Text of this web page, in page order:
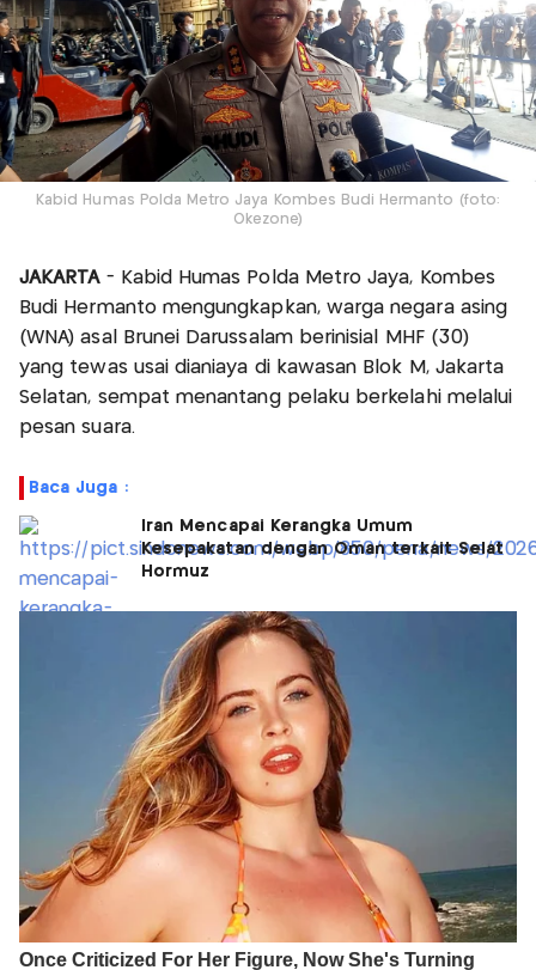
Kabid Humas Polda Metro Jaya Kombes Budi Hermanto (foto:
Okezone)
JAKARTA- Kabid Humas Polda Metro Jaya, Kombes
Budi Hermanto mengungkapkan, warga negara asing
(WNA) asal Brunei Darussalam berinisial MHF (30)
yang tewas usai dianiaya di kawasan Blok M, Jakarta
Selatan, sempat menantang pelaku berkelahi melalui
pesan suara.
Baca Juga :
Iran Mencapai Kerangka Umum
Kesepakatan dengan Oman terkait Selat
Hormuz